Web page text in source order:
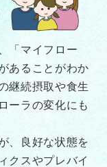
「マイフロー
あることがわか
継続摂取や食生
ーラの変化にも
、良好な状態を
クスやプレバイ